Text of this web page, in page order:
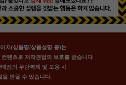
지(상품명/상품설명 등)는
텐츠로 저작권법의 보호를 받습니다
점의 무단복제 및 도용 시
을 받을 수 있습니다.